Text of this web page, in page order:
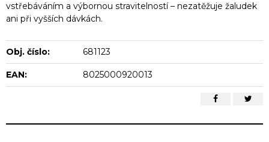
vstřebáváním a výbornou stravitelností – nezatěžuje žaludek
ani při vyšších dávkách.
Obj. číslo: 681123
EAN: 8025000920013